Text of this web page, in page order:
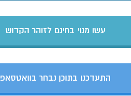
עשו מנוי בחינם לזוהר הקדוש
התעדכנו בתוכן נבחר בוואטסאפ